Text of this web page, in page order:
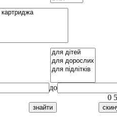
до
0